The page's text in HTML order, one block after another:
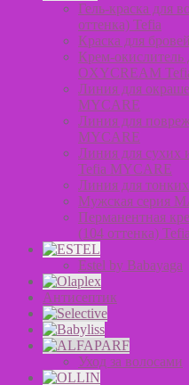
Гель-краска для
оттенка) Tefia
Краска для
Крем-
OXYCREAM
Линия для
MYCARE
Линия для
MYCARE
Линия для сухих
Tefia MYCARE
Линия для
Мужская серия
Перманентная
(104 оттенка) Tefia
Estel by Babayaga
Антисептик
Уход за волосами